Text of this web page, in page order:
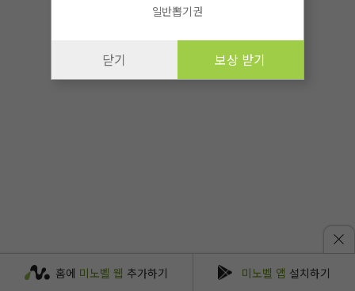
일반뽑기권
닫기 보상 받기
홈에 미노벨 웹 추가하기 미노벨 앱 설치하기